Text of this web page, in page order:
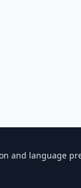
and language